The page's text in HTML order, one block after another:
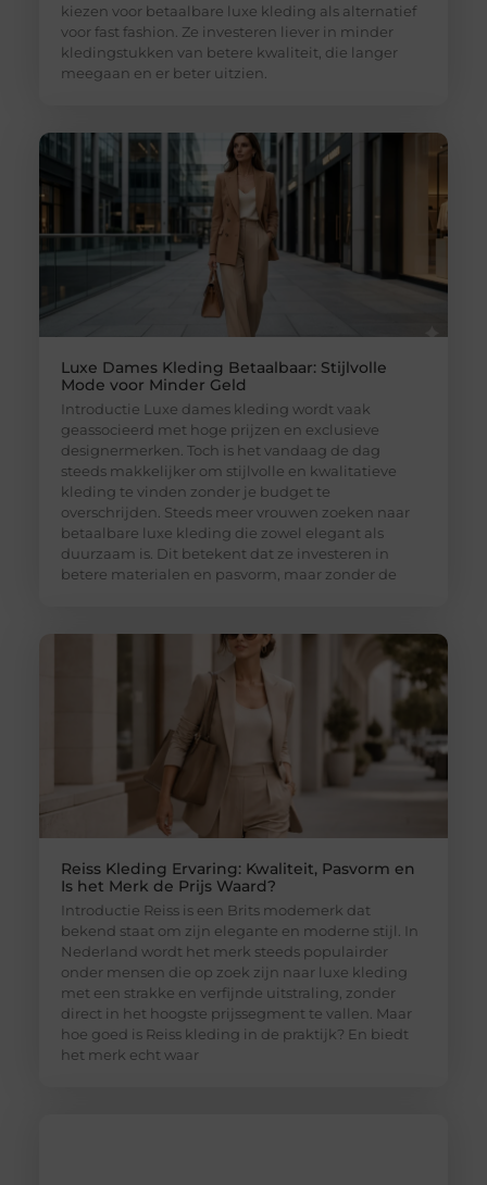
kiezen voor betaalbare luxe kleding als alternatief
voor fast fashion. Ze investeren liever in minder
kledingstukken van betere kwaliteit, die langer
meegaan en er beter uitzien.
Luxe Dames Kleding Betaalbaar: Stijlvolle
Mode voor Minder Geld
Introductie Luxe dames kleding wordt vaak
geassocieerd met hoge prijzen en exclusieve
designermerken. Toch is het vandaag de dag
steeds makkelijker om stijlvolle en kwalitatieve
kleding te vinden zonder je budget te
overschrijden. Steeds meer vrouwen zoeken naar
betaalbare luxe kleding die zowel elegant als
duurzaam is. Dit betekent dat ze investeren in
betere materialen en pasvorm, maar zonder de
Reiss Kleding Ervaring: Kwaliteit, Pasvorm en
Is het Merk de Prijs Waard?
Introductie Reiss is een Brits modemerk dat
bekend staat om zijn elegante en moderne stijl. In
Nederland wordt het merk steeds populairder
onder mensen die op zoek zijn naar luxe kleding
met een strakke en verfijnde uitstraling, zonder
direct in het hoogste prijssegment te vallen. Maar
hoe goed is Reiss kleding in de praktijk? En biedt
het merk echt waar